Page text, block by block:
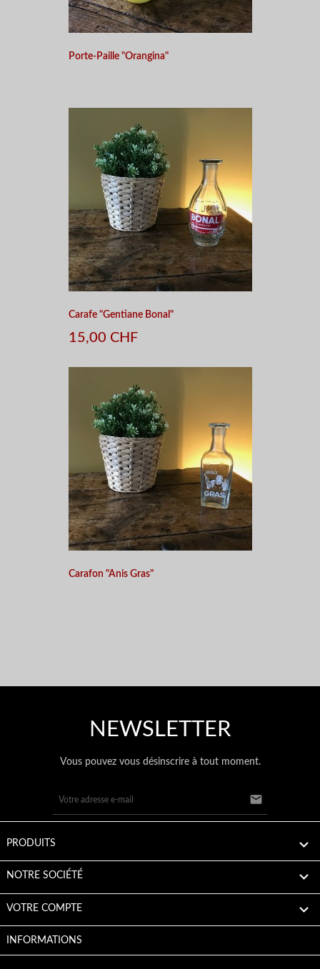
Porte-Paille "Orangina"
Carafe "Gentiane Bonal"
15,00 CHF
Carafon "Anis Gras"
NEWSLETTER
Vous pouvez vous désinscrire à tout moment.

PRODUITS 
NOTRE SOCIÉTÉ 
VOTRE COMPTE 
INFORMATIONS